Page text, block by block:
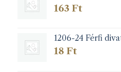
163 Ft
1206-24 Férfi
18 Ft